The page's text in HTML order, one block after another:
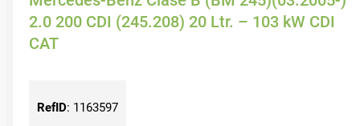
2.0 200 CDI (245.208) 20 Ltr. – 103 kW CDI
CAT
RefID: 1163597